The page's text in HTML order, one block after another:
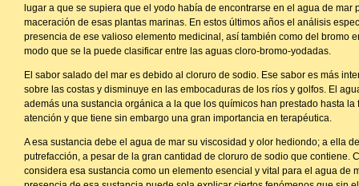
lugar a que se supiera que el yodo había de encontrarse en el agua de mar
maceración de esas plantas marinas. En estos últimos años el análisis
presencia de ese valioso elemento medicinal, así también como del bromo
modo que se la puede clasificar entre las aguas cloro-bromo-yodadas.
El sabor salado del mar es debido al cloruro de sodio. Ese sabor es más
sobre las costas y disminuye en las embocaduras de los ríos y golfos. El
además una sustancia orgánica a la que los químicos han prestado hasta la
atención y que tiene sin embargo una gran importancia en terapéutica.
A esa sustancia debe el agua de mar su viscosidad y olor hediondo; a ella
putrefacción, a pesar de la gran cantidad de cloruro de sodio que contiene.
considera esa sustancia como un elemento esencial y vital para el agua de